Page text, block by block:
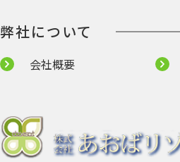
弊社について
会社概要